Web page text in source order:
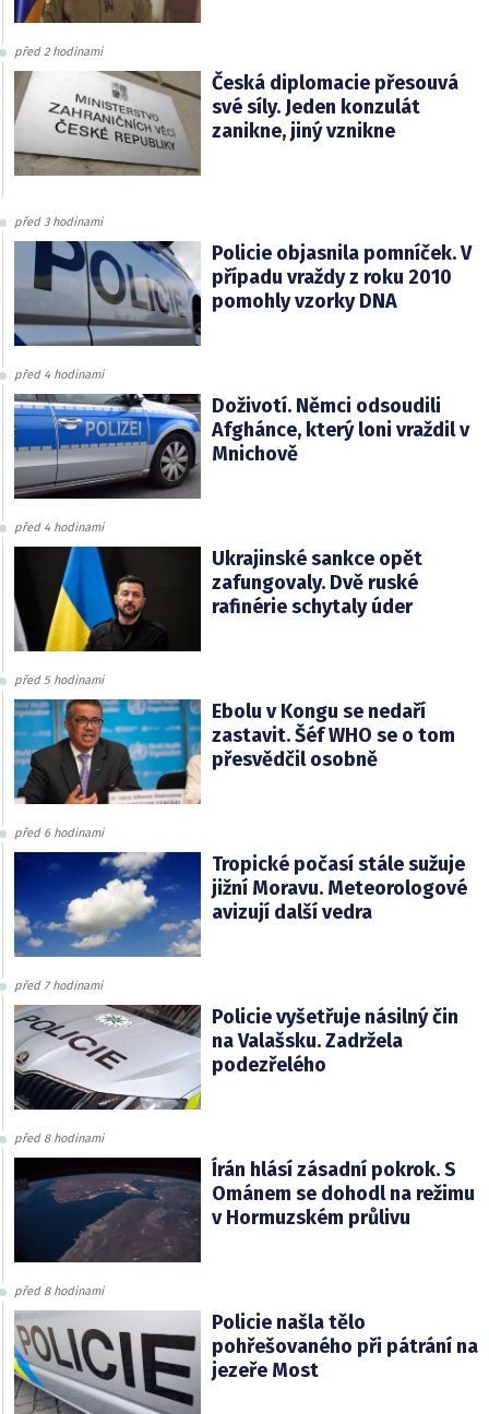
před 2 hodinami
Česká diplomacie přesouvá
své síly. Jeden konzulát
zanikne, jiný vznikne
před 3 hodinami
Policie objasnila pomníček. V
případu vraždy z roku 2010
pomohly vzorky DNA
před 4 hodinami
Doživotí. Němci odsoudili
Afghánce, který loni vraždil v
Mnichově
před 4 hodinami
Ukrajinské sankce opět
zafungovaly. Dvě ruské
rafinérie schytaly úder
před 5 hodinami
Ebolu v Kongu se nedaří
zastavit. Šéf WHO se o tom
přesvědčil osobně
před 6 hodinami
Tropické počasí stále sužuje
jižní Moravu. Meteorologové
avizují další vedra
před 7 hodinami
Policie vyšetřuje násilný čin
na Valašsku. Zadržela
podezřelého
před 8 hodinami
Írán hlásí zásadní pokrok. S
Ománem se dohodl na režimu
v Hormuzském průlivu
před 8 hodinami
Policie našla tělo
pohřešovaného při pátrání na
jezeře Most